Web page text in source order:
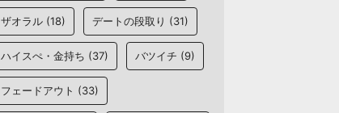
ザオラル (18) デートの段取り (31)
ハイスぺ・金持ち (37) バツイチ (9)
フェードアウト (33)